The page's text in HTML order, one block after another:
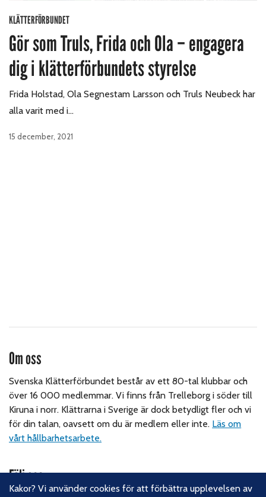
KLÄTTERFÖRBUNDET
Gör som Truls, Frida och Ola – engagera
dig i klätterförbundets styrelse
Frida Holstad, Ola Segnestam Larsson och Truls Neubeck har
alla varit med i…
15 december, 2021
Om oss
Svenska Klätterförbundet består av ett 80-tal klubbar och
över 16 000 medlemmar. Vi finns från Trelleborg i söder till
Kiruna i norr. Klättrarna i Sverige är dock betydligt fler och vi
för din talan, oavsett om du är medlem eller inte. Läs om
vårt hållbarhetsarbete.
Följ oss
Kakor? Vi använder cookies för att förbättra upplevelsen av